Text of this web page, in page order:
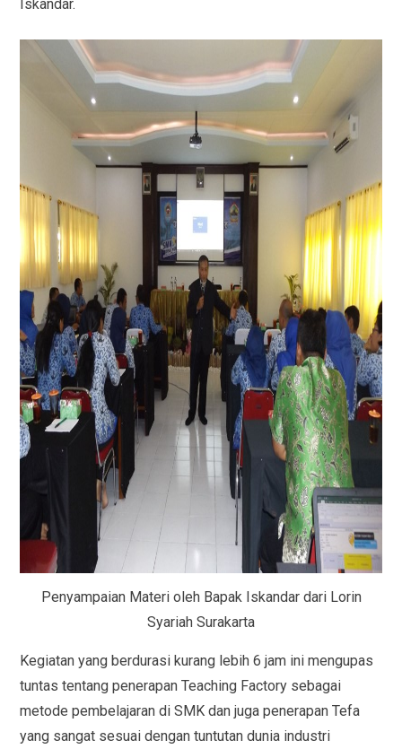
Iskandar.
Penyampaian Materi oleh Bapak Iskandar dari Lorin
Syariah Surakarta
Kegiatan yang berdurasi kurang lebih 6 jam ini mengupas
tuntas tentang penerapan Teaching Factory sebagai
metode pembelajaran di SMK dan juga penerapan Tefa
yang sangat sesuai dengan tuntutan dunia industri